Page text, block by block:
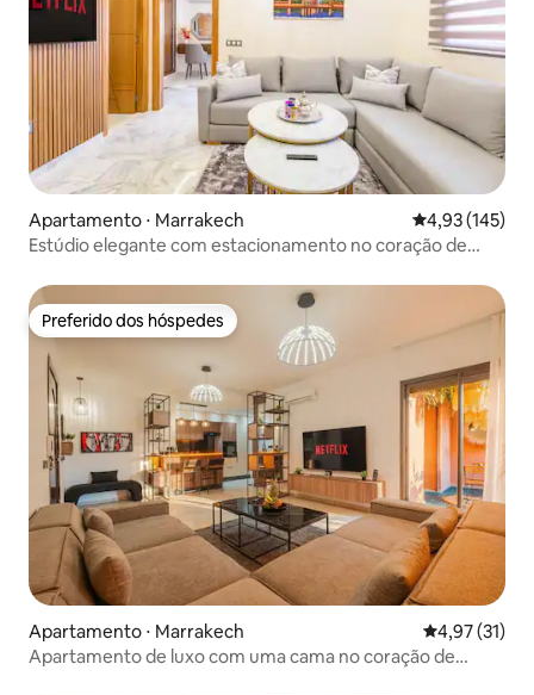
Apartamento ⋅ Marrakech 4,93 de uma
4,93 (145)
Estúdio elegante com estacionamento no coração de
Preferido dos hóspedes
Preferido dos hóspedes
Apartamento ⋅ Marrakech 4,97 de uma
4,97 (31)
Apartamento de luxo com uma cama no coração de